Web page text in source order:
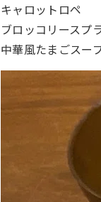
キャロットロペ
ブロッコリースプ
中華風たまごスー